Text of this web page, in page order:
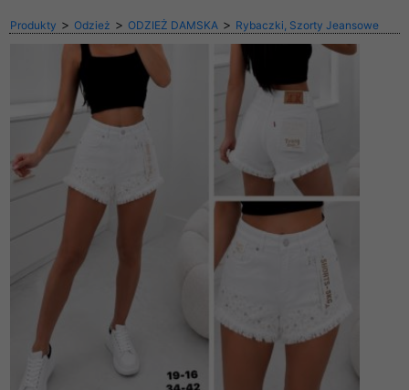
Produkty > Odzież > ODZIEŻ DAMSKA > Rybaczki, Szorty Jeansowe